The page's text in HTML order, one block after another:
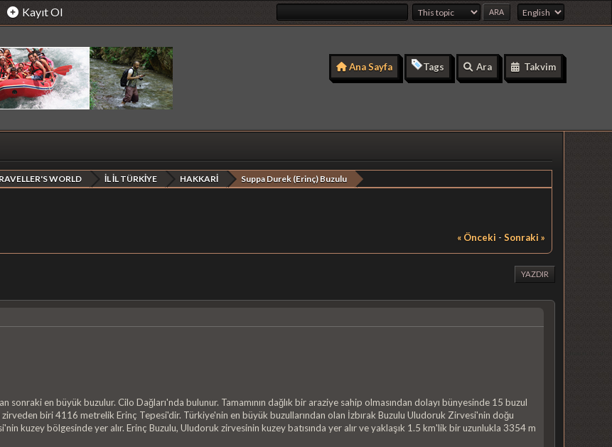
Kayıt Ol
Ana Sayfa Tags Ara Takvim
WORLD İL İL TÜRKİYE HAKKARİ Suppa Durek (Erinç) Buzulu
« Önceki - Sonraki »
YAZDIR
sonraki en büyük buzulur. Cilo Dağları'nda bulunur. Tamamının dağlık bir araziye sahip olmasından dolayı bünyesinde 15 buzul
biri 4116 metrelik Erinç Tepesi'dir. Türkiye'nin en büyük buzullarından olan İzbırak Buzulu Uludoruk Zirvesi'nin doğu
kuzey bölgesinde yer alır. Erinç Buzulu, Uludoruk zirvesinin kuzey batısında yer alır ve yaklaşık 1.5 km'lik bir uzunlukla 3354 m